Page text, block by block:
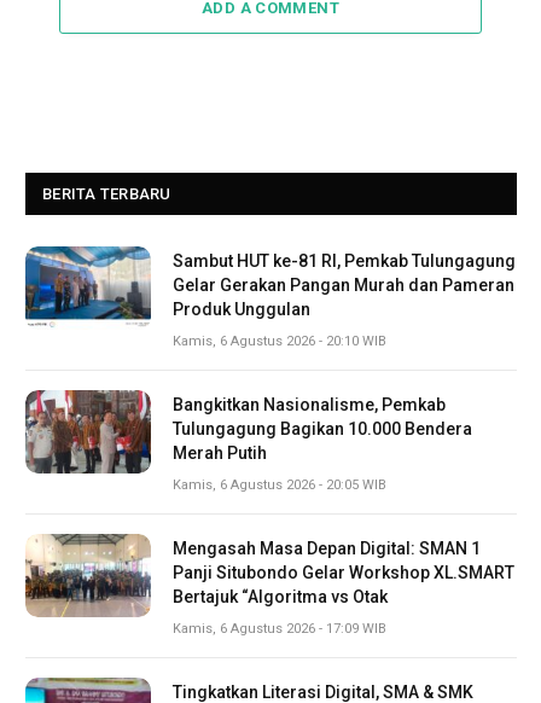
ADD A COMMENT
BERITA TERBARU
Sambut HUT ke-81 RI, Pemkab Tulungagung
Gelar Gerakan Pangan Murah dan Pameran
Produk Unggulan
Kamis, 6 Agustus 2026 - 20:10 WIB
Bangkitkan Nasionalisme, Pemkab
Tulungagung Bagikan 10.000 Bendera
Merah Putih
Kamis, 6 Agustus 2026 - 20:05 WIB
Mengasah Masa Depan Digital: SMAN 1
Panji Situbondo Gelar Workshop XL.SMART
Bertajuk “Algoritma vs Otak
Kamis, 6 Agustus 2026 - 17:09 WIB
Tingkatkan Literasi Digital, SMA & SMK